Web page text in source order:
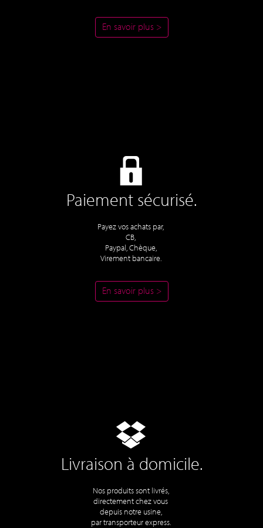
En savoir plus >
Paiement sécurisé.
Payez vos achats par,
CB,
Paypal, Chèque,
Virement bancaire.
En savoir plus >
Livraison à domicile.
Nos produits sont livrés,
directement chez vous
depuis notre usine,
par transporteur express.